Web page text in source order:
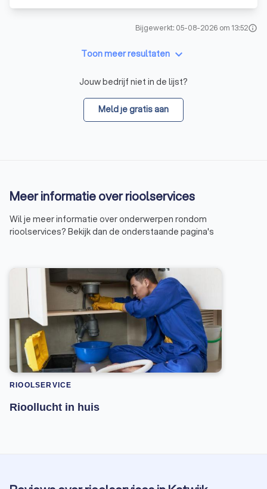
Bijgewerkt: 05-08-2026 om 13:52info
Toon meer resultaten keyboard_arrow_down
Jouw bedrijf niet in de lijst?
Meld je gratis aan
Meer informatie over rioolservices
Wil je meer informatie over onderwerpen rondom
rioolservices? Bekijk dan de onderstaande pagina's
RIOOLSERVICE
Rioollucht in huis